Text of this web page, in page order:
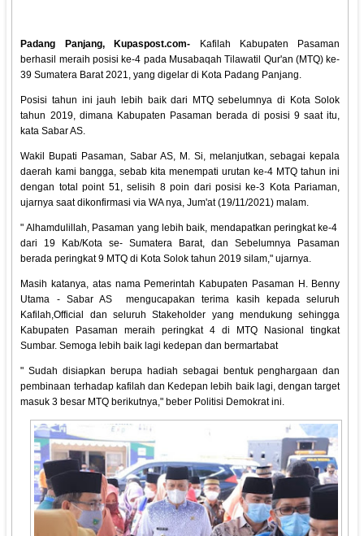
Padang Panjang, Kupaspost.com-
Kafilah Kabupaten Pasaman
berhasil meraih posisi ke-4 pada Musabaqah Tilawatil Qur'an (MTQ) ke-
39 Sumatera Barat 2021, yang digelar di Kota Padang Panjang.
Posisi tahun ini jauh lebih baik dari MTQ sebelumnya di Kota Solok
tahun 2019, dimana Kabupaten Pasaman berada di posisi 9 saat itu,
kata Sabar AS.
Wakil Bupati Pasaman, Sabar AS, M. Si, melanjutkan, sebagai kepala
daerah kami bangga, sebab kita menempati urutan ke-4 MTQ tahun ini
dengan total point 51, selisih 8 poin dari posisi ke-3 Kota Pariaman,
ujarnya saat dikonfirmasi via WA nya, Jum'at (19/11/2021) malam.
" Alhamdulillah, Pasaman yang lebih baik, mendapatkan peringkat ke-4
dari 19 Kab/Kota se- Sumatera Barat, dan Sebelumnya Pasaman
berada peringkat 9 MTQ di Kota Solok tahun 2019 silam," ujarnya.
Masih katanya, atas nama Pemerintah Kabupaten Pasaman H. Benny
Utama - Sabar AS mengucapakan terima kasih kepada seluruh
Kafilah,Official dan seluruh Stakeholder yang mendukung sehingga
Kabupaten Pasaman meraih peringkat 4 di MTQ Nasional tingkat
Sumbar. Semoga lebih baik lagi kedepan dan bermartabat
" Sudah disiapkan berupa hadiah sebagai bentuk penghargaan dan
pembinaan terhadap kafilah dan Kedepan lebih baik lagi, dengan target
masuk 3 besar MTQ berikutnya," beber Politisi Demokrat ini.